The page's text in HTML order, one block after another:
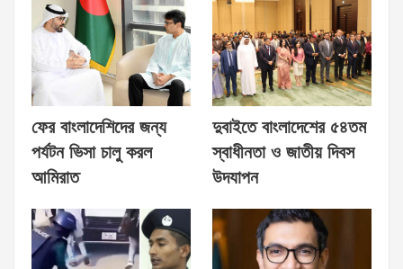
ফের বাংলাদেশিদের জন্য
পর্যটন ভিসা চালু করল
আমিরাত
দুবাইতে বাংলাদেশের ৫৪তম
স্বাধীনতা ও জাতীয় দিবস
উদযাপন